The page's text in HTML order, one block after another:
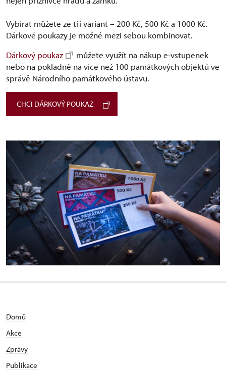
Vybírat můžete ze tří variant –⁠ 200 Kč, 500 Kč a 1000 Kč.
Dárkové poukazy je možné mezi sebou kombinovat.
Dárkový poukaz
můžete využít na nákup e-vstupenek
nebo na pokladně na více než 100 památkových objektů ve
správě Národního památkového ústavu.
CHCI DÁRKOVÝ POUKAZ
Domů
Akce
Zprávy
Publikace